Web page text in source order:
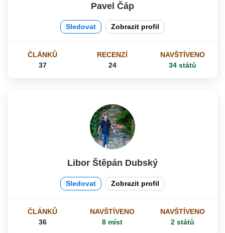
Pavel Čáp
Sledovat Zobrazit profil
ČLÁNKŮ
37
RECENZÍ
24
NAVŠTÍVENO
34 států
Libor Štěpán Dubský
Sledovat Zobrazit profil
ČLÁNKŮ
36
NAVŠTÍVENO
8 míst
NAVŠTÍVENO
2 států